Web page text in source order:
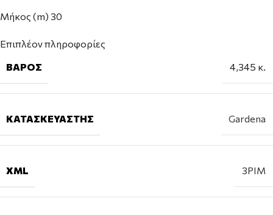
Μήκος (m) 30
Επιπλέον πληροφορίες
ΒΆΡΟΣ
4,345 κ.
ΚΑΤΑΣΚΕΥΑΣΤΉΣ Gardena
XML 3PIM